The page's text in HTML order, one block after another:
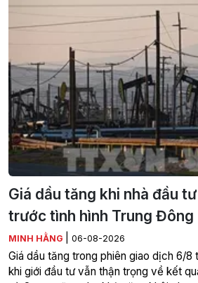
Giá dầu tăng khi nhà đầu
trước tình hình Trung Đông
MINH HẰNG 06-08-2026
Giá dầu tăng trong phiên giao dịch 6/8
khi giới đầu tư vẫn thận trọng về kết